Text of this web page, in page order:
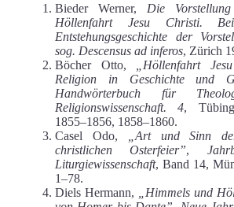
Bieder Werner, Die
Höllenfahrt Jesu Christi.
Entstehungsgeschichte der
sog. Descensus ad inferos, Zürich
Böcher Otto,
„Höllenfahrt
Religion in Geschichte und
Handwörterbuch für
Religionswissenschaft. 4,
1855–1856, 1858–1860.
Casel Odo,
„Art und Sinn
christlichen Osterfeier”,
Liturgiewissenschaft, Band 14,
1–78.
Diels Hermann,
„Himmels und